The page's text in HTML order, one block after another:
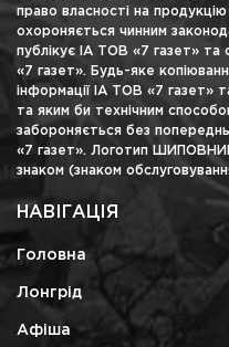
право власності на
охороняється чинним
публікує ІА ТОВ «7 газет»
«7 газет». Будь-яке
інформації ІА ТОВ «7 газет»
та яким би технічним
забороняється без
«7 газет». Логотип
знаком (знаком
НАВІГАЦІЯ
Головна
Лонгрід
Афіша